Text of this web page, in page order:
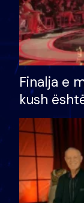
Finalja e
kush
shtëpinë
të fituar